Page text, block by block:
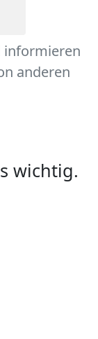
informieren
anderen
wichtig.